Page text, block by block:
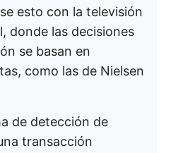
esto con la televisión
donde las decisiones
se basan en
como las de Nielsen
de detección de
transacción